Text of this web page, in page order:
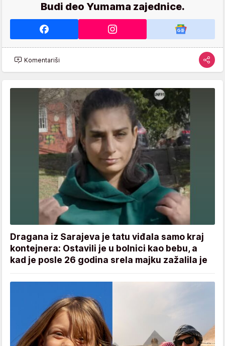
Budi deo Yumama zajednice.
Komentariši
Dragana iz Sarajeva je tatu viđala samo kraj
kontejnera: Ostavili je u bolnici kao bebu, a
kad je posle 26 godina srela majku zažalila je